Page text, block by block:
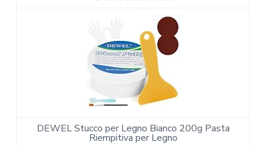
DEWEL Stucco per Legno Bianco 200g Pasta
Riempitiva per Legno